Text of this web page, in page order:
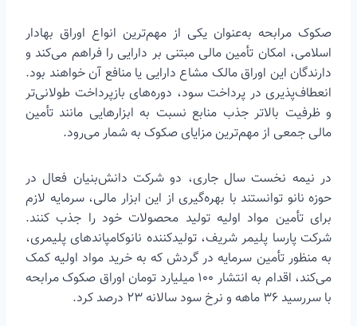
صکوک مرابحه به‌عنوان یکی از مهم‌ترین انواع اوراق بهادار
اسلامی، امکان تأمین مالی مبتنی بر دارایی را فراهم می‌کند و
دارندگان این اوراق مالک مشاع دارایی یا منافع آن خواهند بود.
انعطاف‌پذیری در پرداخت سود، دوره‌های بازپرداخت طولانی‌تر
و ظرفیت بالاتر جذب منابع نسبت به ابزارهایی مانند تأمین
مالی جمعی از مهم‌ترین مزایای صکوک به شمار می‌رود.
در نیمه نخست سال جاری، دو شرکت دانش‌بنیان فعال در
حوزه نانو توانستند با بهره‌گیری از این ابزار مالی، سرمایه لازم
برای تأمین مواد اولیه تولید محصولات خود را جذب کنند.
شرکت پارسا پلیمر شریف، تولیدکننده نانوکامپاندهای پلیمری،
به منظور تأمین سرمایه در گردش که به خرید مواد اولیه کمک
می‌کند، اقدام به انتشار ۱۰۰ میلیارد تومان اوراق صکوک مرابحه
با سررسید ۳۶ ماهه و نرخ سود سالانه ۲۳ درصد کرد.